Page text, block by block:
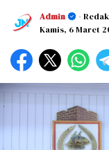
Admin
-
Kamis, 6 Maret